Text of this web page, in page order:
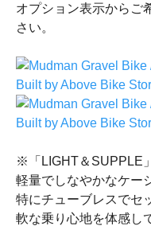
オプション表示からご
さい。
※「LIGHT＆SUPPLE」
軽量でしなやかなケー
特にチューブレスでセ
軟な乗り心地を体感し